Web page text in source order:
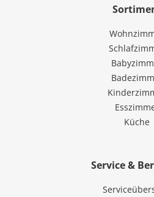
Küche
Service &